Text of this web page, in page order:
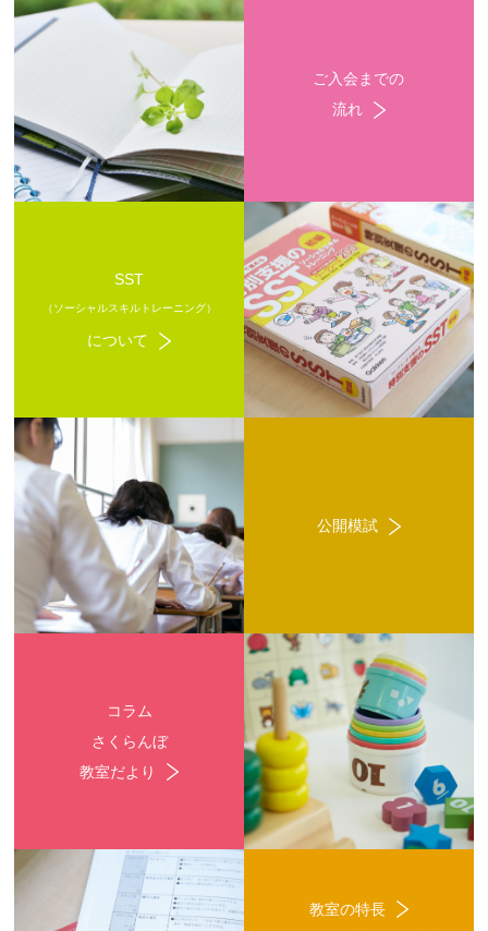
ご入会までの
流れ
SST
（ソーシャルスキルトレーニング）
について
公開模試
コラム
さくらんぼ
教室だより
教室の特長